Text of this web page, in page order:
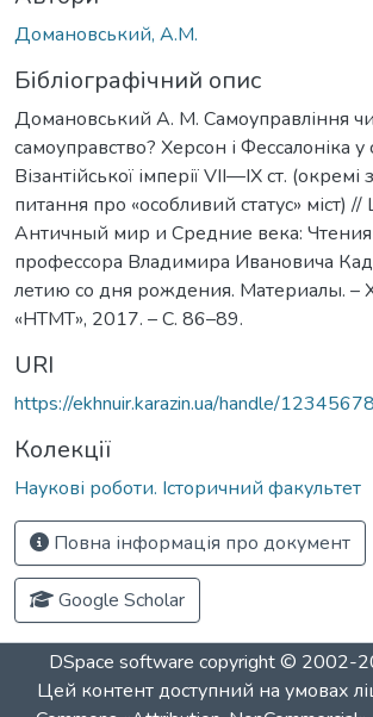
Домановський, А.М.
Бібліографічний опис
Домановський А. М. Самоуправління чи
самоуправство? Херсон і Феcсалоніка у
Візантійської імперії VII—IX ст. (окремі
питання про «особливий статус» міст) //
Античный мир и Средние века: Чтения
профессора Владимира Ивановича
летию со дня рождения. Материалы. –
«НТМТ», 2017. – С. 86–89.
URI
https://ekhnuir.karazin.ua/handle/
Колекції
Наукові роботи. Історичний факультет
Повна інформація про документ
Google Scholar
DSpace software copyright © 2002-
Цей контент доступний на умовах